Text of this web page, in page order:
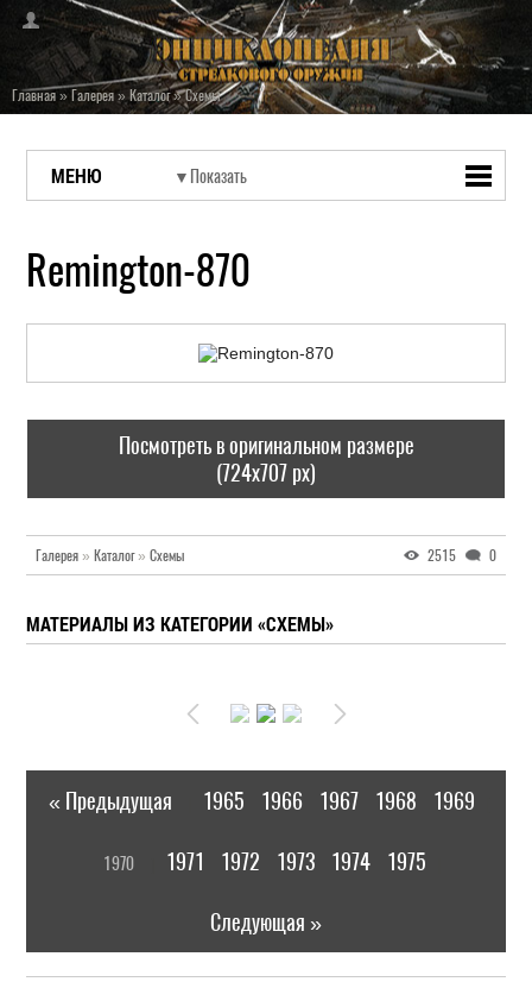
Главная»Галерея»Каталог»Схемы
МЕНЮ
Remington-870
Посмотреть в оригинальном размере
(724x707 px)
Галерея » Каталог» Схемы 2515 0
МАТЕРИАЛЫ ИЗ КАТЕГОРИИ «СХЕМЫ»
« Предыдущая 1965 1966 1967 1968 1969
1970 1971 1972 1973 1974 1975
Следующая »